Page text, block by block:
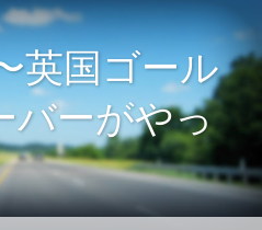
英国ゴール
バーがやっ